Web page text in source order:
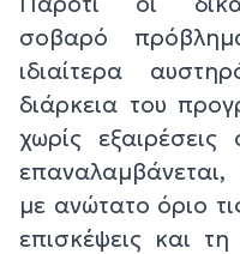
σοβαρό
ιδιαίτερα
διάρκεια του
χωρίς
με ανώτατο όριο
επισκέψεις και